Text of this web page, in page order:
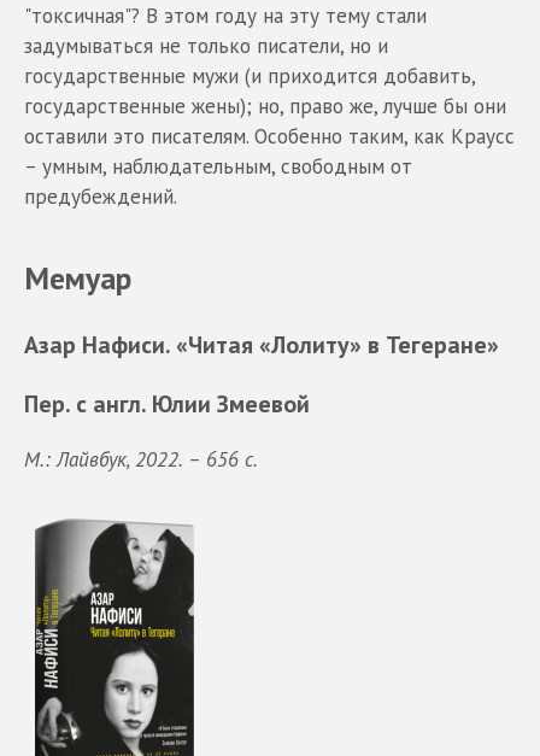
"токсичная"? В этом году на эту тему стали
задумываться не только писатели, но и
государственные мужи (и приходится добавить,
государственные жены); но, право же, лучше бы они
оставили это писателям. Особенно таким, как Краусс
– умным, наблюдательным, свободным от
предубеждений.
Мемуар
Азар Нафиси. «Читая «Лолиту» в Тегеране»
Пер. с англ. Юлии Змеевой
М.: Лайвбук, 2022. – 656 с.